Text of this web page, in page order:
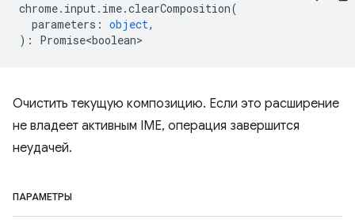
chrome. input. ime.clearComposition(
parameters : object,
) : Promise<boolean>
Очистить текущую композицию. Если это расширение
не владеет активным IME, операция завершится
неудачей.
ПАРАМЕТРЫ